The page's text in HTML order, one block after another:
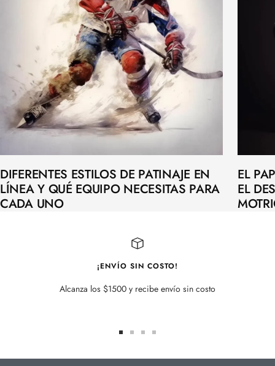
DIFERENTES ESTILOS DE PATINAJE EN
LÍNEA Y QUÉ EQUIPO NECESITAS PARA
CADA UNO
EL
EL
¡ENVÍO SIN COSTO!
Alcanza los $1500 y recibe envío sin costo